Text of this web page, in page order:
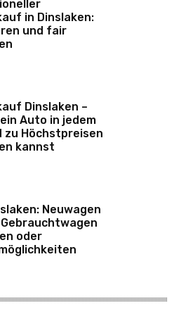
in Dinslaken:
und fair
Dinslaken –
Auto in jedem
zu Höchstpreisen
kannst
Neuwagen
oder